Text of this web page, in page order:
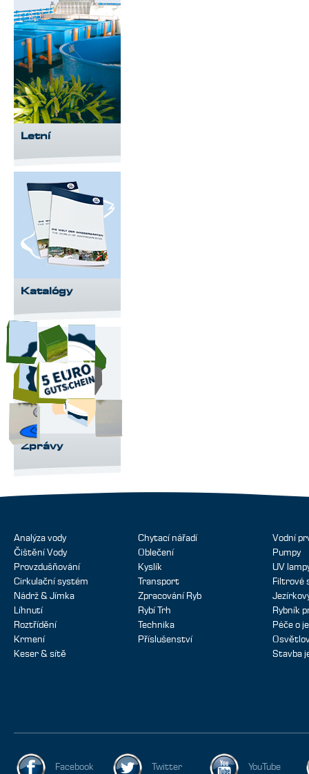
Letní
Katalógy
Zprávy
Analýza vody
Čištění Vody
Provzdušňování
Cirkulační systém
Nádrž & Jímka
Líhnutí
Roztřídění
Krmení
Keser & sítě
Chytací nářadí
Oblečení
Kyslík
Transport
Zpracování Ryb
Rybí Trh
Technika
Příslušenství
Vodní
Pumpy
UV
Filtrové
Rybník
Péče o
Stavba
Facebook Twitter YouTube